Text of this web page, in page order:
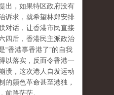
出，如果特区政府没有
诉求，就希望林郑安排
对话，让香港市民直接
四后，香港民主派政治
“香港事香港了”的自我
以落实，反而令香港一
溃，这次港人自发运动
的颜色革命甚至港独，
前路茫茫。